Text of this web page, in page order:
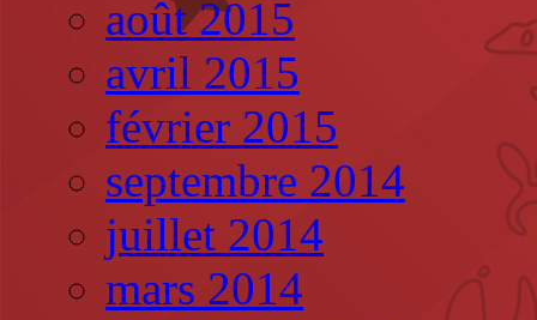
août 2015
avril 2015
février 2015
septembre 2014
juillet 2014
mars 2014